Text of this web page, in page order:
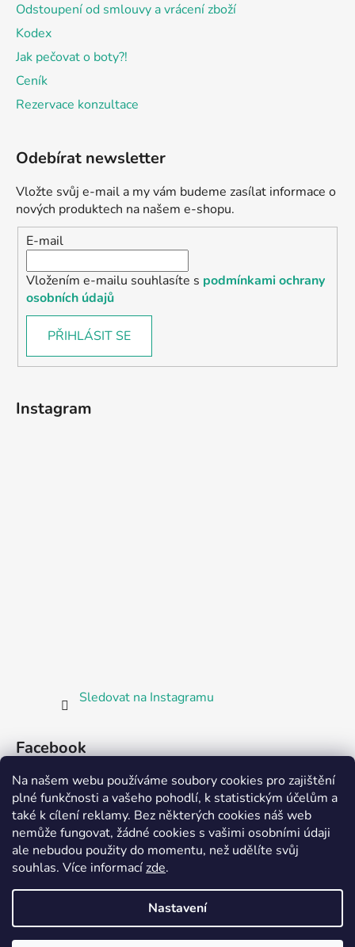
Na našem webu používáme soubory cookies pro zajištění
plné funkčnosti a vašeho pohodlí, k statistickým účelům a
také k cílení reklamy. Bez některých cookies náš web
nemůže fungovat, žádné cookies s vašimi osobními údaji
ale nebudou použity do momentu, než udělíte svůj
souhlas. Více informacízde.
Nastavení
Odstoupení od smlouvy a vrácení zboží
Kodex
Jak pečovat o boty?!
Ceník
Rezervace konzultace
Odebírat newsletter
Vložte svůj e-mail a my vám budeme zasílat informace o
nových produktech na našem e-shopu.
E-mail
Vložením e-mailu souhlasíte s podmínkami ochrany
osobních údajů
PŘIHLÁSIT SE
Instagram
Sledovat na Instagramu
Facebook
Partnerská prodejna Barefoot Plzeň